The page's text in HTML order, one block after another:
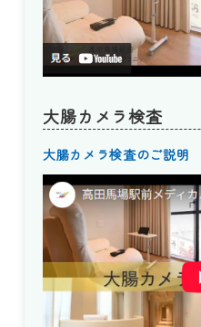
大腸カメラ検査
大腸カメラ検査のご説明